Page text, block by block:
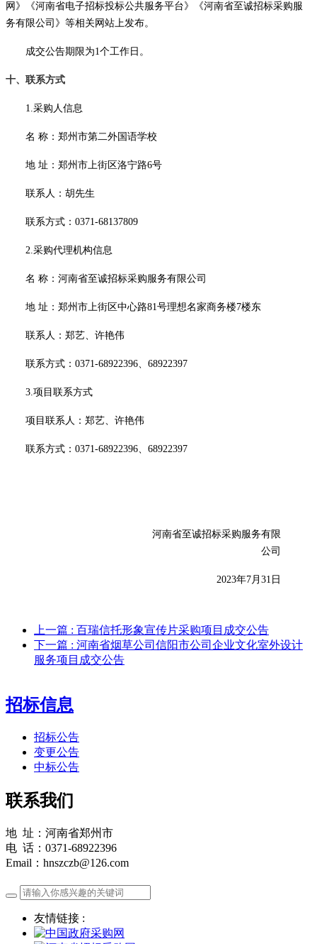
网》《河南省电子招标投标公共服务平台》《河南省至诚招标采购服
务有限公司》等相关网站上发布。
成交公告期限为1个工作日。
十、联系方式
1.采购人信息
名 称：郑州市第二外国语学校
地 址：郑州市上街区洛宁路6号
联系人：胡先生
联系方式： 0371-68137809
2.采购代理机构信息
名 称：河南省至诚招标采购服务有限公司
地 址：郑州市上街区中心路81号理想名家商务楼7楼东
联系人：郑艺、许艳伟
联系方式： 0371-68922396、68922397
3.项目联系方式
项目联系人：郑艺、许艳伟
联系方式： 0371-68922396、68922397
河南省至诚招标采购服务有限
公司
2023年7月 31 日
上一篇 : 百瑞信托形象宣传片采购项目成交公告
下一篇 : 河南省烟草公司信阳市公司企业文化室外设计
服务项目成交公告
招标信息
招标公告
变更公告
中标公告
联系我们
地 址：河南省郑州市
电 话：0371-68922396
Email：hnszczb@126.com
友情链接 :